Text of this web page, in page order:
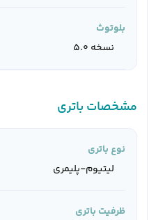
بلوتوث
نسخه 5.0
مشخصات باتری
نوع باتری
لیتیوم-پلیمری
ظرفیت باتری